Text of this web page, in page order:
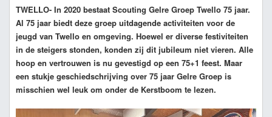
TWELLO- In 2020 bestaat Scouting Gelre Groep Twello 75 jaar.
Al 75 jaar biedt deze groep uitdagende activiteiten voor de
jeugd van Twello en omgeving. Hoewel er diverse festiviteiten
in de steigers stonden, konden zij dit jubileum niet vieren. Alle
hoop en vertrouwen is nu gevestigd op een 75+1 feest. Maar
een stukje geschiedschrijving over 75 jaar Gelre Groep is
misschien wel leuk om onder de Kerstboom te lezen.